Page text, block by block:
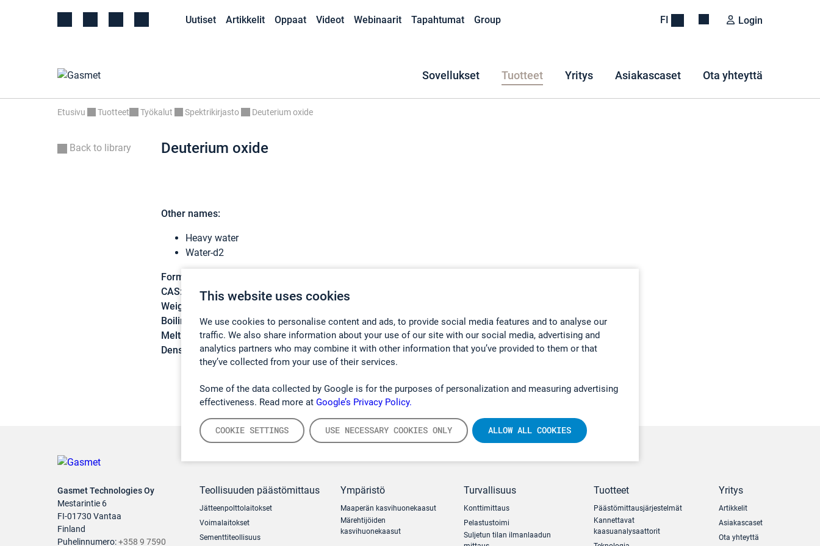
This website uses cookies
We use cookies to personalise content and ads, to provide social media features and to analyse our
traffic. We also share information about your use of our site with our social media, advertising and
analytics partners who may combine it with other information that you’ve provided to them or that
they’ve collected from your use of their services.
Some of the data collected by Google is for the purposes of personalization and measuring advertising
effectiveness. Read more at Google’s Privacy Policy.
COOKIE SETTINGS USE NECESSARY COOKIES ONLY ALLOW ALL COOKIES
Uutiset Artikkelit Oppaat Videot Webinaarit Tapahtumat Group FI Login
Sovellukset Tuotteet Yritys Asiakascaset Ota yhteyttä
Etusivu Tuotteet Työkalut Spektrikirjasto Deuterium oxide
Back to library Deuterium oxide
Other names:
Heavy water
Water-d2
Formula:
CAS:
7789-20-0
Weight:
Boiling point:101,4 °C
Melting point:-3,8 °C
Density:
1,1059 g/cm3
Gasmet Technologies Oy
Mestarintie 6
FI-01730 Vantaa
Finland
Puhelinnumero:+358 9 7590
Teollisuuden päästömittaus
Jätteenpolttolaitokset
Voimalaitokset
Sementtiteollisuus
Ympäristö
Maaperän kasvihuonekaasut
Märehtijöiden
kasvihuonekaasut
Turvallisuus
Konttimittaus
Pelastustoimi
Suljetun tilan ilmanlaadun
Tuotteet
Päästömittausjärjestelmät
Kannettavat
kaasuanalysaattorit
Yritys
Artikkelit
Asiakascaset
Ota yhteyttä